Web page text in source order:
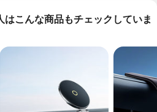
はこんな商品もチェックしていま